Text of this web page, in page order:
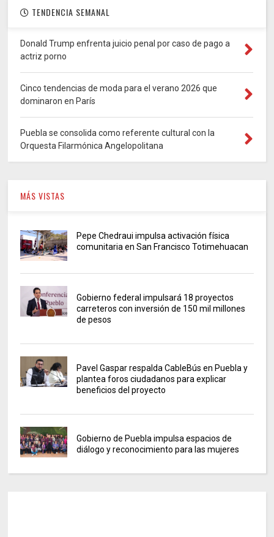
TENDENCIA SEMANAL
Donald Trump enfrenta juicio penal por caso de pago a
actriz porno
Cinco tendencias de moda para el verano 2026 que
dominaron en París
Puebla se consolida como referente cultural con la
Orquesta Filarmónica Angelopolitana
MÁS VISTAS
Pepe Chedraui impulsa activación física
comunitaria en San Francisco Totimehuacan
Gobierno federal impulsará 18 proyectos
carreteros con inversión de 150 mil millones
de pesos
Pavel Gaspar respalda CableBús en Puebla y
plantea foros ciudadanos para explicar
beneficios del proyecto
Gobierno de Puebla impulsa espacios de
diálogo y reconocimiento para las mujeres